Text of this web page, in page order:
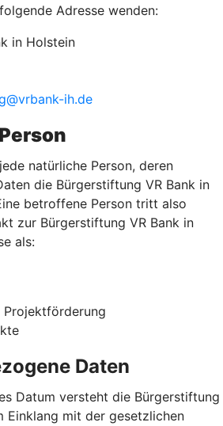
Adresse wenden:
in Holstein
ih.de
natürliche Person, deren
die Bürgerstiftung VR Bank in
betroffene Person tritt also
zur Bürgerstiftung VR Bank in
als:
Daten
Datum versteht die Bürgerstiftung
Einklang mit der gesetzlichen